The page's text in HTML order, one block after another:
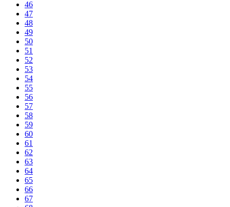
46
47
48
49
50
51
52
53
54
55
56
57
58
59
60
61
62
63
64
65
66
67